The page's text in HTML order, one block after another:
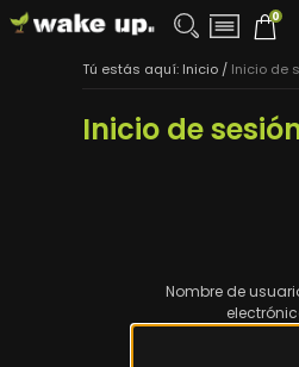
0
Tú estás aquí: Inicio/ Inicio de
Inicio de
Nombre de